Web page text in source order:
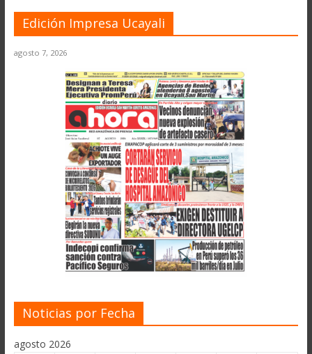
Edición Impresa Ucayali
agosto 7, 2026
Noticias por Fecha
agosto 2026